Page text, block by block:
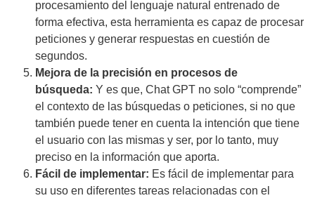
procesamiento del lenguaje natural entrenado de
forma efectiva, esta herramienta es capaz de procesar
peticiones y generar respuestas en cuestión de
segundos.
Mejora de la precisión en procesos de
búsqueda: Y es que, Chat GPT no solo “comprende”
el contexto de las búsquedas o peticiones, si no que
también puede tener en cuenta la intención que tiene
el usuario con las mismas y ser, por lo tanto, muy
preciso en la información que aporta.
Fácil de implementar: Es fácil de implementar para
su uso en diferentes tareas relacionadas con el